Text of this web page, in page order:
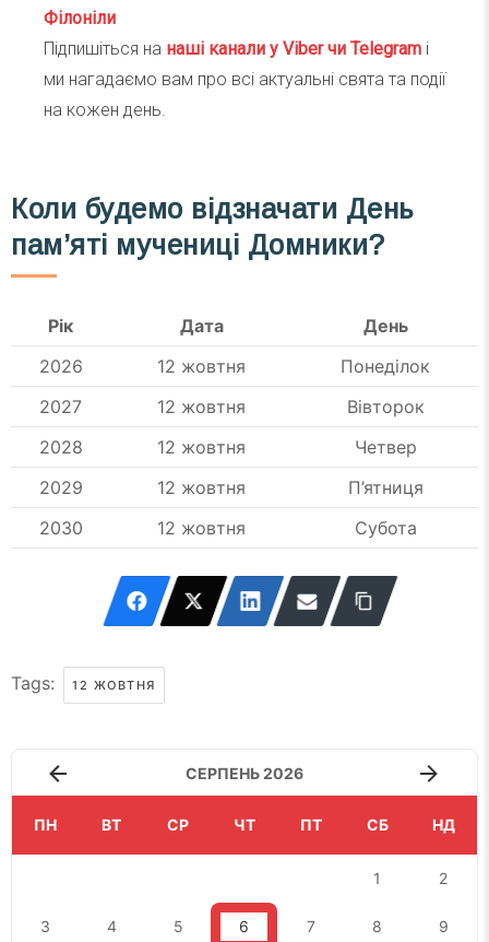
Філоніли
Підпишіться на наші канали у Viber чи Telegram і
ми нагадаємо вам про всі актуальні свята та події
на кожен день.
Коли будемо відзначати День
пам’яті мучениці Домники?
Рік Дата
День
2026
12 жовтня
Понеділок
2027
12 жовтня
Вівторок
2028
12 жовтня
Четвер
2029
12 жовтня
П’ятниця
2030
12 жовтня Субота
Tags: 12 ЖОВТНЯ
СЕРПЕНЬ 2026
ПН ВТ СР ЧТ ПТ СБ НД
1 2
3 4 5 6 7 8 9